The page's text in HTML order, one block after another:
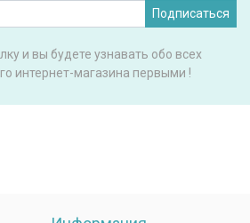
Подписаться
и вы будете узнавать обо всех
интернет-магазина первыми !